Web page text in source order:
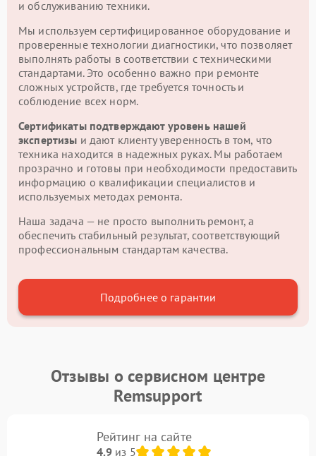
и обслуживанию техники.
Мы используем сертифицированное оборудование и
проверенные технологии диагностики, что позволяет
выполнять работы в соответствии с техническими
стандартами. Это особенно важно при ремонте
сложных устройств, где требуется точность и
соблюдение всех норм.
Сертификаты подтверждают уровень нашей
экспертизы и дают клиенту уверенность в том, что
техника находится в надежных руках. Мы работаем
прозрачно и готовы при необходимости предоставить
информацию о квалификации специалистов и
используемых методах ремонта.
Наша задача — не просто выполнить ремонт, а
обеспечить стабильный результат, соответствующий
профессиональным стандартам качества.
Подробнее о гарантии
Отзывы о сервисном центре
Remsupport
Рейтинг на сайте
4.9из 5